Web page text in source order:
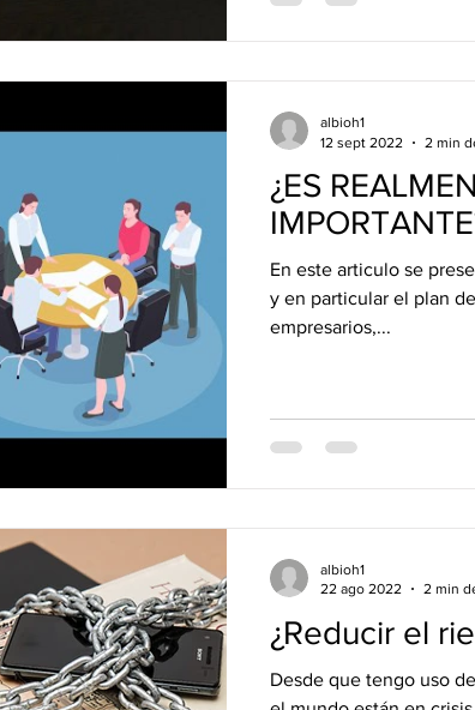
¿ES
En este articulo se
y en particular el plan
empresarios,...
albioh1
12 sept 2022
2 min
¿Reducir el
Desde que tengo uso
albioh1
22 ago 2022
2 min